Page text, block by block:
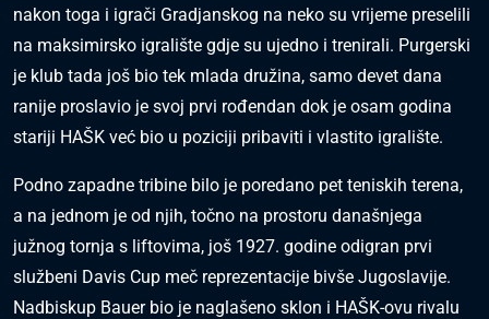
nakon toga i igrači Gradjanskog na neko su vrijeme preselili
na maksimirsko igralište gdje su ujedno i trenirali. Purgerski
je klub tada još bio tek mlada družina, samo devet dana
ranije proslavio je svoj prvi rođendan dok je osam godina
stariji HAŠK već bio u poziciji pribaviti i vlastito igralište.
Podno zapadne tribine bilo je poredano pet teniskih terena,
a na jednom je od njih, točno na prostoru današnjega
južnog tornja s liftovima, još 1927. godine odigran prvi
službeni Davis Cup meč reprezentacije bivše Jugoslavije.
Nadbiskup Bauer bio je naglašeno sklon i HAŠK-ovu rivalu